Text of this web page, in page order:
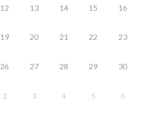
12 13 14 15 16
19 20 21 22 23
26 27 28 29 30
2 3 4 5 6